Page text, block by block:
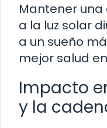
Mantener
a la luz solar
a un sueño
mejor salud
Impacto
y la